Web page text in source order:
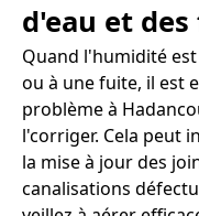
d'eau et
Quand l'humidité
ou à une fuite, il est
problème à
l'corriger. Cela peut
la mise à jour des
canalisations